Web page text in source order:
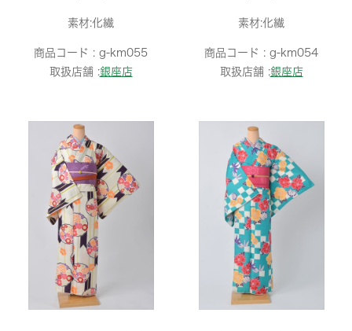
素材:化繊
商品コード : g-km055
取扱店舗 :銀座店
素材:化繊
商品コード : g-km054
取扱店舗 :銀座店